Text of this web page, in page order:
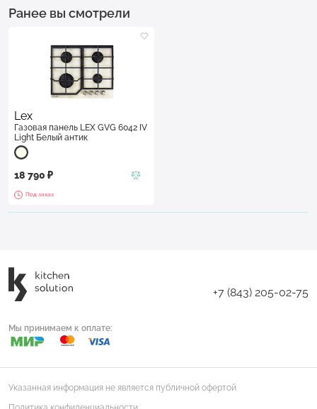
Ранее вы смотрели
Lex
Газовая панель LEX GVG 6042 IV
Light Белый антик
18 790 ₽
Под заказ
+7 (843) 205-02-75
Мы принимаем к оплате:
Указанная информация не является публичной офертой